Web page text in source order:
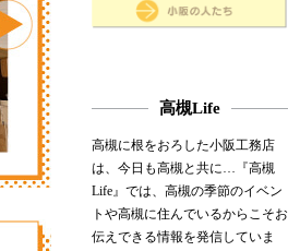
高槻Life
高槻に根をおろした小阪工務店
は、今日も高槻と共に…『高槻
Life』では、高槻の季節のイベン
トや高槻に住んでいるからこそお
伝えできる情報を発信していま